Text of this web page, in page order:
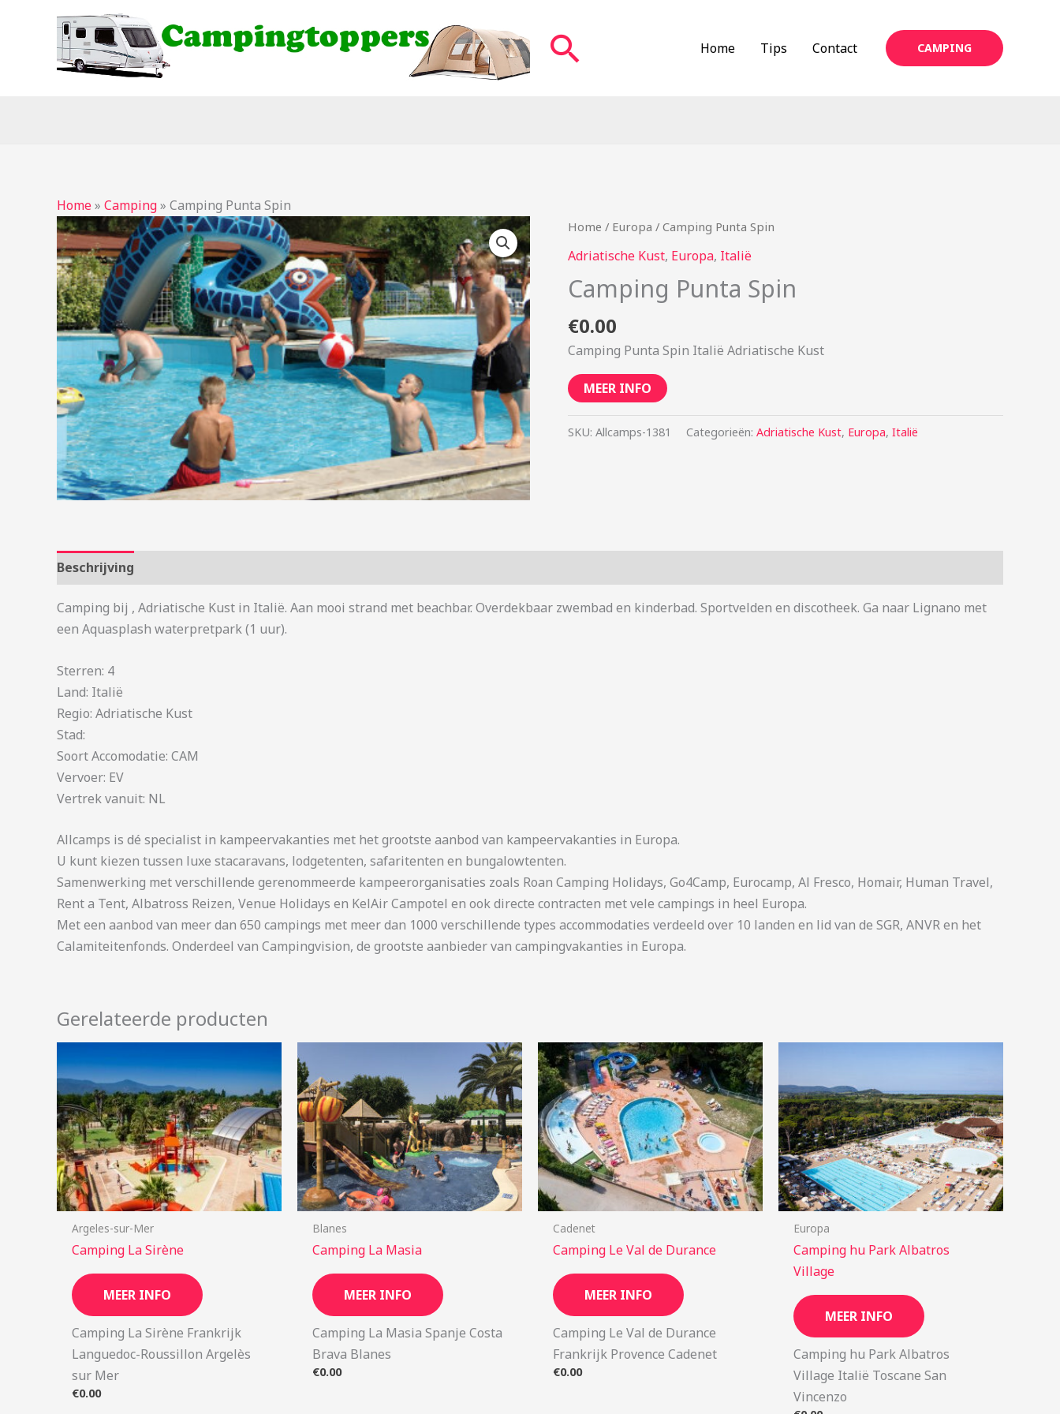
Zoeken Home Tips Contact CAMPING
Home» Camping» Camping Punta Spin
Home / Europa / Camping Punta Spin
Adriatische Kust, Europa, Italië
Camping Punta Spin
€0.00
Camping Punta Spin Italië Adriatische Kust
MEER INFO
SKU: Allcamps-1381 Categorieën: Adriatische Kust, Europa, Italië
Beschrijving
Camping bij , Adriatische Kust in Italië. Aan mooi strand met beachbar. Overdekbaar zwembad en kinderbad. Sportvelden en discotheek. Ga naar Lignano met
een Aquasplash waterpretpark (1 uur).
Sterren: 4
Land: Italië
Regio: Adriatische Kust
Stad:
Soort Accomodatie: CAM
Vervoer: EV
Vertrek vanuit: NL
Allcamps is dé specialist in kampeervakanties met het grootste aanbod van kampeervakanties in Europa.
U kunt kiezen tussen luxe stacaravans, lodgetenten, safaritenten en bungalowtenten.
Samenwerking met verschillende gerenommeerde kampeerorganisaties zoals Roan Camping Holidays, Go4Camp, Eurocamp, Al Fresco, Homair, Human Travel,
Rent a Tent, Albatross Reizen, Venue Holidays en KelAir Campotel en ook directe contracten met vele campings in heel Europa.
Met een aanbod van meer dan 650 campings met meer dan 1000 verschillende types accommodaties verdeeld over 10 landen en lid van de SGR, ANVR en het
Calamiteitenfonds. Onderdeel van Campingvision, de grootste aanbieder van campingvakanties in Europa.
Gerelateerde producten
Argeles-sur-Mer
Camping La Sirène
MEER INFO
Camping La Sirène Frankrijk
Languedoc-Roussillon Argelès
sur Mer
€0.00
Blanes
Camping La Masia
MEER INFO
Camping La Masia Spanje Costa
Brava Blanes
€0.00
Cadenet
Camping Le Val de Durance
MEER INFO
Camping Le Val de Durance
Frankrijk Provence Cadenet
€0.00
Europa
Camping hu Park Albatros
Village
MEER INFO
Camping hu Park Albatros
Village Italië Toscane San
Vincenzo